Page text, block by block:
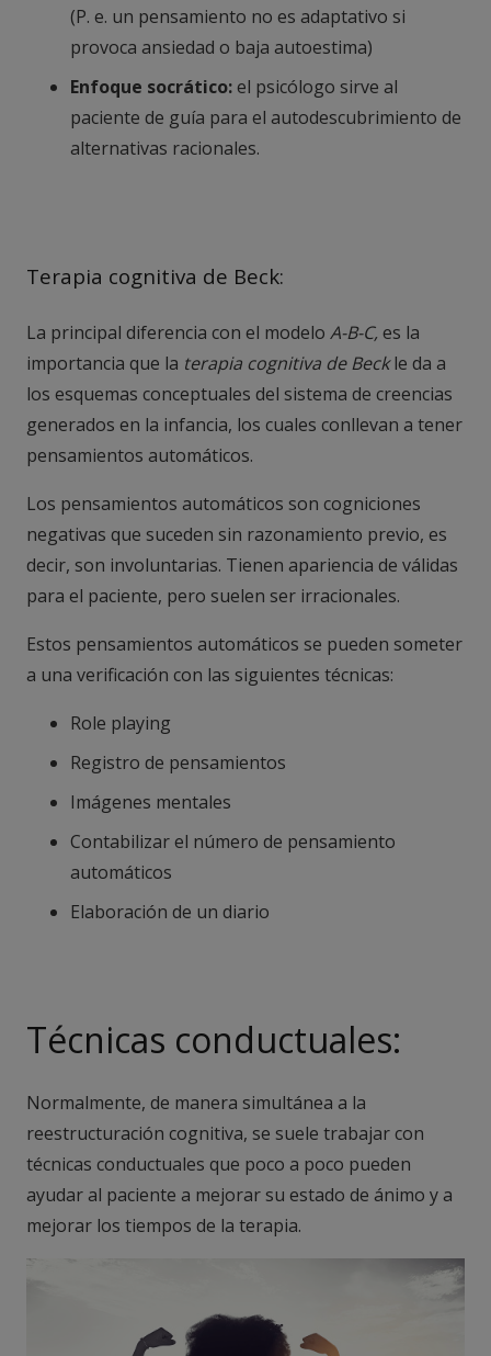
(P. e. un pensamiento no es adaptativo si
provoca ansiedad o baja autoestima)
Enfoque socrático:el psicólogo sirve al
paciente de guía para el autodescubrimiento de
alternativas racionales.
Terapia cognitiva de Beck:
La principal diferencia con el modelo A-B-C, es la
importancia que la terapia cognitiva de Beckle da a
los esquemas conceptuales del sistema de creencias
generados en la infancia, los cuales conllevan a tener
pensamientos automáticos.
Los pensamientos automáticos son cogniciones
negativas que suceden sin razonamiento previo, es
decir, son involuntarias. Tienen apariencia de válidas
para el paciente, pero suelen ser irracionales.
Estos pensamientos automáticos se pueden someter
a una verificación con las siguientes técnicas:
Role playing
Registro de pensamientos
Imágenes mentales
Contabilizar el número de pensamiento
automáticos
Elaboración de un diario
Técnicas conductuales:
Normalmente, de manera simultánea a la
reestructuración cognitiva, se suele trabajar con
técnicas conductuales que poco a poco pueden
ayudar al paciente a mejorar su estado de ánimo y a
mejorar los tiempos de la terapia.